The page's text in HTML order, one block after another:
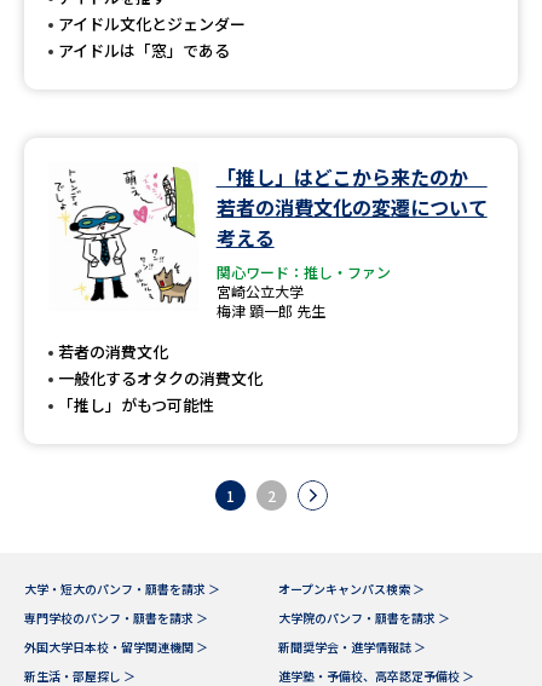
アイドル文化とジェンダー
アイドルは「窓」である
「推し」はどこから来たのか
若者の消費文化の変遷について
考える
関心ワード：推し・ファン
宮崎公立大学
梅津 顕一郎 先生
若者の消費文化
一般化するオタクの消費文化
「推し」がもつ可能性
1 2
大学・短大のパンフ・願書を請求 ＞
オープンキャンパス検索 ＞
専門学校のパンフ・願書を請求 ＞
大学院のパンフ・願書を請求 ＞
外国大学日本校・留学関連機関 ＞
新聞奨学会・進学情報誌 ＞
新生活・部屋探し ＞
進学塾・予備校、高卒認定予備校 ＞